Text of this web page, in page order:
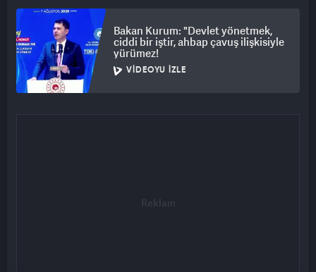
Bakan Kurum: "Devlet yönetmek,
ciddi bir iştir, ahbap çavuş ilişkisiyle
yürümez!
VIDEOYU İZLE